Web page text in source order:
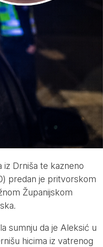
iz Drniša te kazneno
predan je pritvorskom
Županijskom
sumnju da je Aleksić u
hicima iz vatrenog